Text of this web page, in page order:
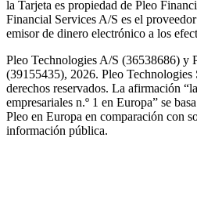
la Tarjeta es propiedad de Pleo
Financial Services A/S es el
emisor de dinero electrónico a los
Pleo Technologies A/S (36538686) y
(39155435), 2026. Pleo
derechos reservados. La afirmación
empresariales n.º 1 en Europa” se
Pleo en Europa en comparación con
información pública.